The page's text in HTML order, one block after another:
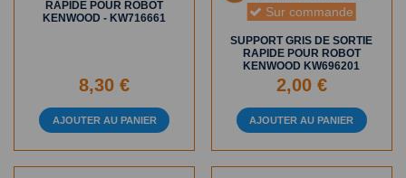
RAPIDE POUR ROBOT
KENWOOD - KW716661
8,30 €
AJOUTER AU PANIER
Sur commande
SUPPORT GRIS DE SORTIE
RAPIDE POUR ROBOT
KENWOOD KW696201
2,00 €
AJOUTER AU PANIER